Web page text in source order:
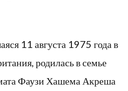
11 августа 1975 года в
родилась в семье
Фаузи Хашема Акреша